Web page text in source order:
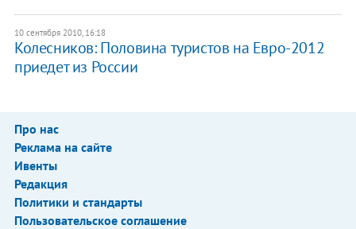
10 сентября 2010, 16:18
Колесников: Половина туристов на Евро-2012
приедет из России
Про нас
Реклама на сайте
Ивенты
Редакция
Политики и стандарты
Пользовательское соглашение